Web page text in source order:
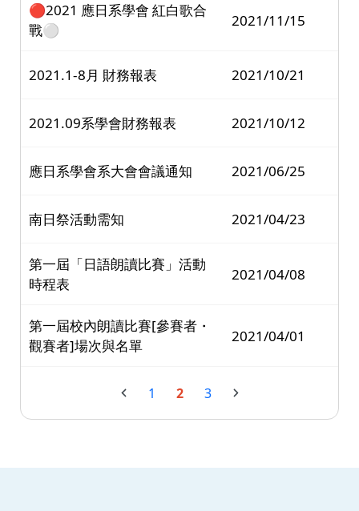
🔴2021 應日系學會 紅白歌合
戰⚪️
2021/11/15
2021.1-8月 財務報表 2021/10/21
2021.09系學會財務報表 2021/10/12
應日系學會系大會會議通知 2021/06/25
南日祭活動需知 2021/04/23
第一屆「日語朗讀比賽」活動
時程表
2021/04/08
第一屆校內朗讀比賽[參賽者・
觀賽者]場次與名單
2021/04/01
1 2 3